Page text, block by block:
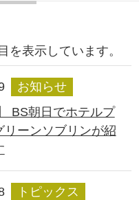
を表示しています。
お知らせ
BS朝日でホテルプ
リーンソブリンが紹
トピックス